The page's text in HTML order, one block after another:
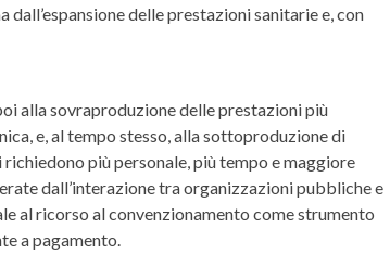
dall’espansione delle prestazioni sanitarie e, con
alla sovraproduzione delle prestazioni più
e, al tempo stesso, alla sottoproduzione di
più personale, più tempo e maggiore
dall’interazione tra organizzazioni pubbliche e
al ricorso al convenzionamento come strumento
a pagamento.